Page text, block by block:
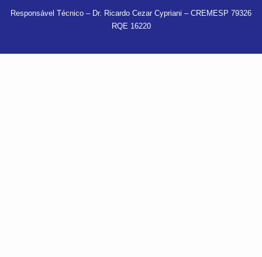
Responsável Técnico – Dr. Ricardo Cezar Cypriani – CREMESP 79326
RQE 16220